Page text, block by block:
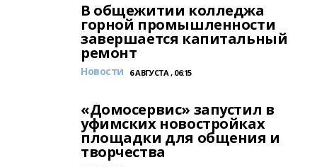
В общежитии колледжа
горной промышленности
завершается капитальный
ремонт
Новости 6 АВГУСТА , 06:15
«Домосервис» запустил в
уфимских новостройках
площадки для общения и
творчества